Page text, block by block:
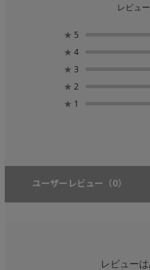
レビュ
★ 5
★ 4
★ 3
★ 2
★ 1
ユーザーレビュー （0）
レビューは